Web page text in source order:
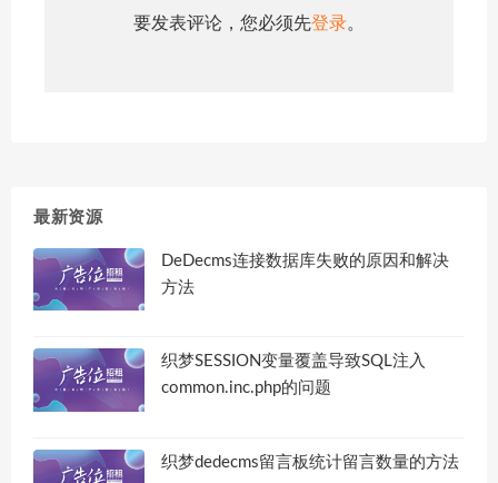
要发表评论，您必须先登录。
最新资源
DeDecms连接数据库失败的原因和解决
方法
织梦SESSION变量覆盖导致SQL注入
common.inc.php的问题
织梦dedecms留言板统计留言数量的方法